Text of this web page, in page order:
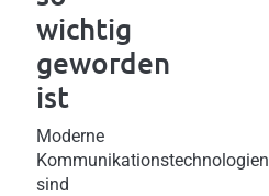
wichtig
geworden
ist
Moderne
Kommunikationstechnologien
sind